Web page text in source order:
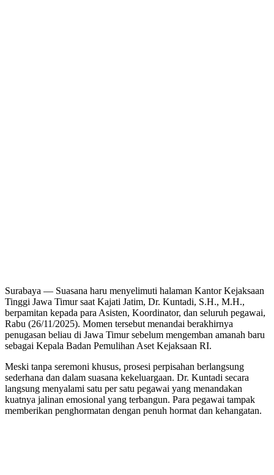
Surabaya — Suasana haru menyelimuti halaman Kantor Kejaksaan
Tinggi Jawa Timur saat Kajati Jatim, Dr. Kuntadi, S.H., M.H.,
berpamitan kepada para Asisten, Koordinator, dan seluruh pegawai,
Rabu (26/11/2025). Momen tersebut menandai berakhirnya
penugasan beliau di Jawa Timur sebelum mengemban amanah baru
sebagai Kepala Badan Pemulihan Aset Kejaksaan RI.
Meski tanpa seremoni khusus, prosesi perpisahan berlangsung
sederhana dan dalam suasana kekeluargaan. Dr. Kuntadi secara
langsung menyalami satu per satu pegawai yang menandakan
kuatnya jalinan emosional yang terbangun. Para pegawai tampak
memberikan penghormatan dengan penuh hormat dan kehangatan.